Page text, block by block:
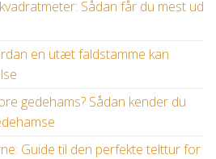
Sådan får du mest ud
en utæt faldstamme kan
gedehams? Sådan kender du
Guide til den perfekte telttur for